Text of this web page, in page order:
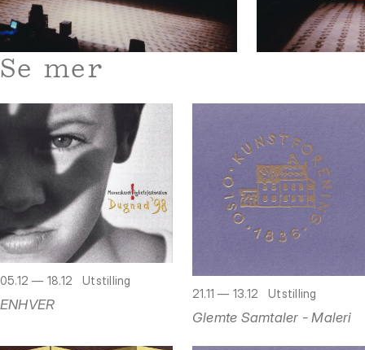
Foto 3 Foto 2
Se mer
05.12 — 18.12 Utstilling
ENHVER
21.11 — 13.12 Utstilling
Glemte Samtaler - Maleri